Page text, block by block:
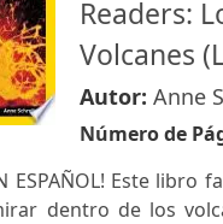
Readers:
Volcanes
Autor: Anne
Número de
ESPAÑOL! Este libro
dentro de los